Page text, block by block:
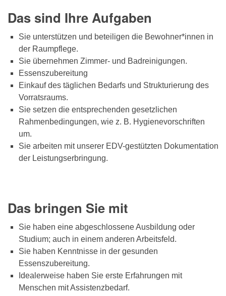
Das sind Ihre Aufgaben
Sie unterstützen und beteiligen die Bewohner*innen in
der Raumpflege.
Sie übernehmen Zimmer- und Badreinigungen.
Essenszubereitung
Einkauf des täglichen Bedarfs und Strukturierung des
Vorratsraums.
Sie setzen die entsprechenden gesetzlichen
Rahmenbedingungen, wie z. B. Hygienevorschriften
um.
Sie arbeiten mit unserer EDV-gestützten Dokumentation
der Leistungserbringung.
Das bringen Sie mit
Sie haben eine abgeschlossene Ausbildung oder
Studium; auch in einem anderen Arbeitsfeld.
Sie haben Kenntnisse in der gesunden
Essenszubereitung.
Idealerweise haben Sie erste Erfahrungen mit
Menschen mit Assistenzbedarf.